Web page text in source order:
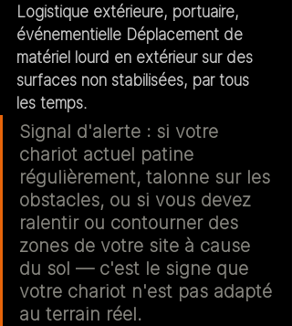
Logistique extérieure, portuaire,
événementielle Déplacement de
matériel lourd en extérieur sur des
surfaces non stabilisées, par tous
les temps.
Signal d'alerte : si votre
chariot actuel patine
régulièrement, talonne sur les
obstacles, ou si vous devez
ralentir ou contourner des
zones de votre site à cause
du sol — c'est le signe que
votre chariot n'est pas adapté
au terrain réel.